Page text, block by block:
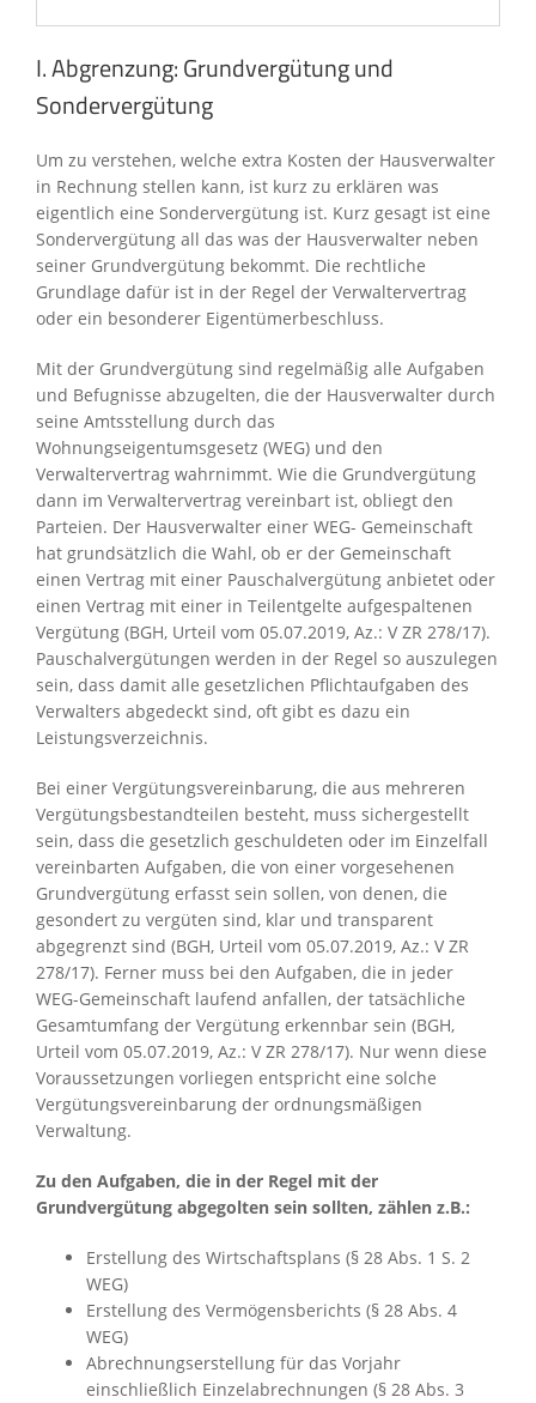
I. Abgrenzung: Grundvergütung und
Sondervergütung
Um zu verstehen, welche extra Kosten der Hausverwalter
in Rechnung stellen kann, ist kurz zu erklären was
eigentlich eine Sondervergütung ist. Kurz gesagt ist eine
Sondervergütung all das was der Hausverwalter neben
seiner Grundvergütung bekommt. Die rechtliche
Grundlage dafür ist in der Regel der Verwaltervertrag
oder ein besonderer Eigentümerbeschluss.
Mit der Grundvergütung sind regelmäßig alle Aufgaben
und Befugnisse abzugelten, die der Hausverwalter durch
seine Amtsstellung durch das
Wohnungseigentumsgesetz (WEG) und den
Verwaltervertrag wahrnimmt. Wie die Grundvergütung
dann im Verwaltervertrag vereinbart ist, obliegt den
Parteien. Der Hausverwalter einer WEG- Gemeinschaft
hat grundsätzlich die Wahl, ob er der Gemeinschaft
einen Vertrag mit einer Pauschalvergütung anbietet oder
einen Vertrag mit einer in Teilentgelte aufgespaltenen
Vergütung (BGH, Urteil vom 05.07.2019, Az.: V ZR 278/17).
Pauschalvergütungen werden in der Regel so auszulegen
sein, dass damit alle gesetzlichen Pflichtaufgaben des
Verwalters abgedeckt sind, oft gibt es dazu ein
Leistungsverzeichnis.
Bei einer Vergütungsvereinbarung, die aus mehreren
Vergütungsbestandteilen besteht, muss sichergestellt
sein, dass die gesetzlich geschuldeten oder im Einzelfall
vereinbarten Aufgaben, die von einer vorgesehenen
Grundvergütung erfasst sein sollen, von denen, die
gesondert zu vergüten sind, klar und transparent
abgegrenzt sind (BGH, Urteil vom 05.07.2019, Az.: V ZR
278/17). Ferner muss bei den Aufgaben, die in jeder
WEG-Gemeinschaft laufend anfallen, der tatsächliche
Gesamtumfang der Vergütung erkennbar sein (BGH,
Urteil vom 05.07.2019, Az.: V ZR 278/17). Nur wenn diese
Voraussetzungen vorliegen entspricht eine solche
Vergütungsvereinbarung der ordnungsmäßigen
Verwaltung.
Zu den Aufgaben, die in der Regel mit der
Grundvergütung abgegolten sein sollten, zählen z.B.:
Erstellung des Wirtschaftsplans (§ 28 Abs. 1 S. 2
WEG)
Erstellung des Vermögensberichts (§ 28 Abs. 4
WEG)
Abrechnungserstellung für das Vorjahr
einschließlich Einzelabrechnungen (§ 28 Abs. 3